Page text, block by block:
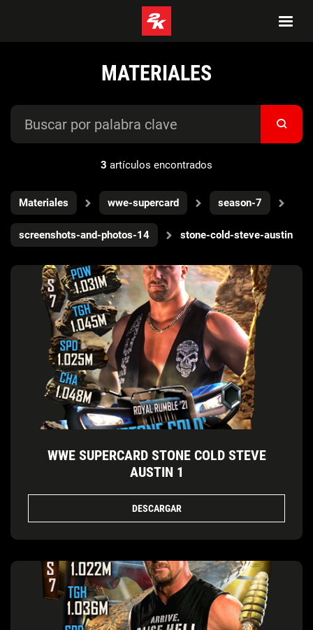
MATERIALES
3 artículos encontrados
Materiales wwe-supercard season-7
screenshots-and-photos-14 stone-cold-steve-austin
WWE SUPERCARD STONE COLD STEVE
AUSTIN 1
DESCARGAR